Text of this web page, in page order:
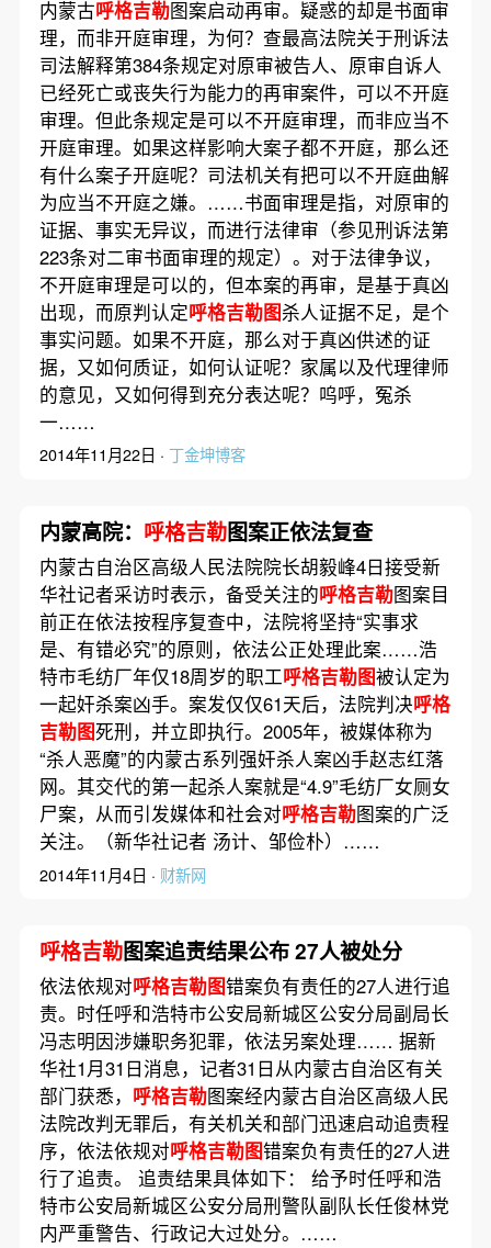
内蒙古呼格吉勒图案启动再审。疑惑的却是书面审
理，而非开庭审理，为何？查最高法院关于刑诉法
司法解释第384条规定对原审被告人、原审自诉人
已经死亡或丧失行为能力的再审案件，可以不开庭
审理。但此条规定是可以不开庭审理，而非应当不
开庭审理。如果这样影响大案子都不开庭，那么还
有什么案子开庭呢？司法机关有把可以不开庭曲解
为应当不开庭之嫌。……书面审理是指，对原审的
证据、事实无异议，而进行法律审（参见刑诉法第
223条对二审书面审理的规定）。对于法律争议，
不开庭审理是可以的，但本案的再审，是基于真凶
出现，而原判认定呼格吉勒图杀人证据不足，是个
事实问题。如果不开庭，那么对于真凶供述的证
据，又如何质证，如何认证呢？家属以及代理律师
的意见，又如何得到充分表达呢？呜呼，冤杀
一……
2014年11月22日 · 丁金坤博客
内蒙高院： 呼格吉勒图案正依法复查
内蒙古自治区高级人民法院院长胡毅峰4日接受新
华社记者采访时表示，备受关注的呼格吉勒图案目
前正在依法按程序复查中，法院将坚持“实事求
是、有错必究”的原则，依法公正处理此案……浩
特市毛纺厂年仅18周岁的职工呼格吉勒图被认定为
一起奸杀案凶手。案发仅仅61天后，法院判决呼格
吉勒图死刑，并立即执行。2005年，被媒体称为
“杀人恶魔”的内蒙古系列强奸杀人案凶手赵志红落
网。其交代的第一起杀人案就是“4.9”毛纺厂女厕女
尸案，从而引发媒体和社会对呼格吉勒图案的广泛
关注。（新华社记者 汤计、邹俭朴）……
2014年11月4日 · 财新网
呼格吉勒图案追责结果公布 27人被处分
依法依规对呼格吉勒图错案负有责任的27人进行追
责。时任呼和浩特市公安局新城区公安分局副局长
冯志明因涉嫌职务犯罪，依法另案处理…… 据新
华社1月31日消息，记者31日从内蒙古自治区有关
部门获悉， 呼格吉勒图案经内蒙古自治区高级人民
法院改判无罪后，有关机关和部门迅速启动追责程
序，依法依规对呼格吉勒图错案负有责任的27人进
行了追责。 追责结果具体如下： 给予时任呼和浩
特市公安局新城区公安分局刑警队副队长任俊林党
内严重警告、行政记大过处分。……